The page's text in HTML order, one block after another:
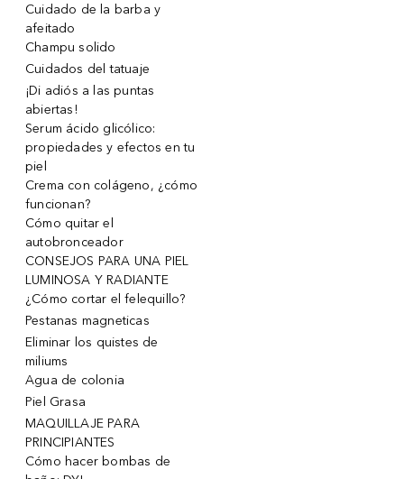
Cuidado de la barba y
afeitado
Champu solido
Cuidados del tatuaje
¡Di adiós a las puntas
abiertas!
Serum ácido glicólico:
propiedades y efectos en tu
piel
Crema con colágeno, ¿cómo
funcionan?
Cómo quitar el
autobronceador
CONSEJOS PARA UNA PIEL
LUMINOSA Y RADIANTE
¿Cómo cortar el felequillo?
Pestanas magneticas
Eliminar los quistes de
miliums
Agua de colonia
Piel Grasa
MAQUILLAJE PARA
PRINCIPIANTES
Cómo hacer bombas de